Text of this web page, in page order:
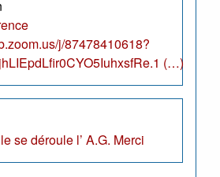
j/87478410618?
(…)
se déroule l’ A.G. Merci